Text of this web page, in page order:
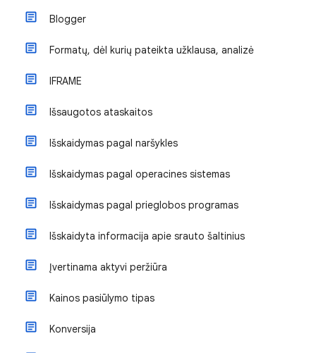
Blogger
Formatų, dėl kurių pateikta užklausa, analizė
IFRAME
Išsaugotos ataskaitos
Išskaidymas pagal naršykles
Išskaidymas pagal operacines sistemas
Išskaidymas pagal prieglobos programas
Išskaidyta informacija apie srauto šaltinius
Įvertinama aktyvi peržiūra
Kainos pasiūlymo tipas
Konversija